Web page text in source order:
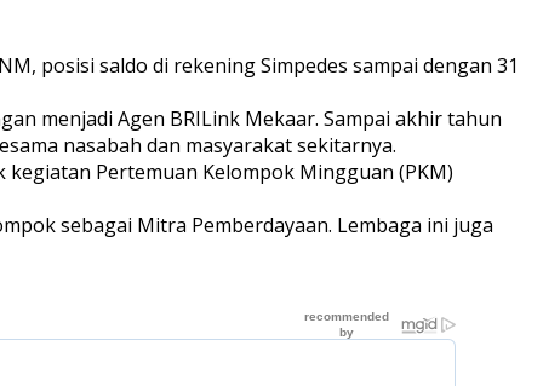
posisi saldo di rekening Simpedes sampai dengan 31
menjadi Agen BRILink Mekaar. Sampai akhir tahun
nasabah dan masyarakat sekitarnya.
Pertemuan Kelompok Mingguan (PKM)
sebagai Mitra Pemberdayaan. Lembaga ini juga